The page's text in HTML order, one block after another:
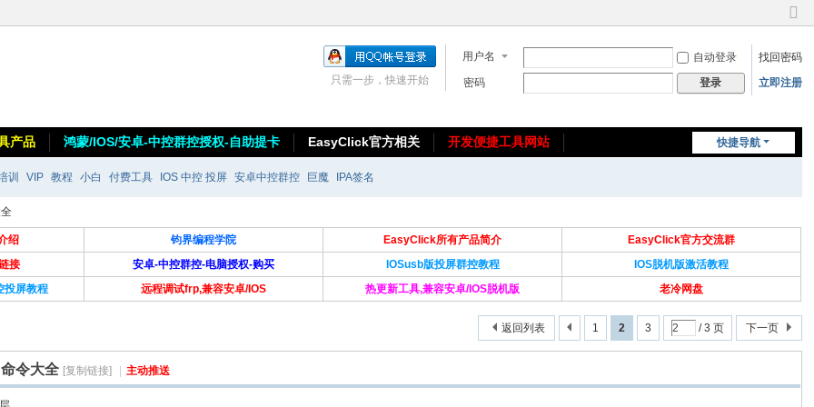
切
到
窄
用户名 自动登录
找回密码
密码
登录 立即注册
只需一步，快速开始
快捷导航
产品 鸿蒙/IOS/安卓-中控群控授权-自助提卡 EasyClick官方相关
开发便捷工具网站
训 VIP 教程 小白 付费工具 IOS 中控 投屏 安卓中控群控 巨魔 IPA签名
绍 钧界编程学院 EasyClick所有产品简介
EasyClick官方交流群
接
安卓-中控群控-电脑授权-购买 IOSusb版投屏群控教程
IOS脱机版激活教程
投屏教程
远程调试frp,兼容安卓/IOS 热更新工具,兼容安卓/IOS脱机版 老冷网盘
1 2 3 / 3 页 下一页
返回列表
令大全 [复制链接] 主动推送